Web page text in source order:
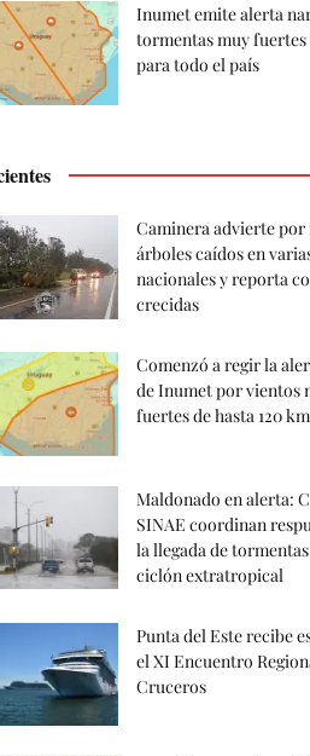
Inumet emite alerta
tormentas muy fuertes
para todo el país
Caminera advierte por
árboles caídos en
nacionales y reporta
crecidas
Comenzó a regir la
de Inumet por vientos
fuertes de hasta 120
Maldonado en alerta:
SINAE coordinan
la llegada de
ciclón extratropical
Punta del Este recibe
el XI Encuentro
Cruceros